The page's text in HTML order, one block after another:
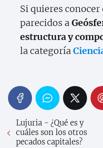
Si quieres
parecidos a
estructura y
la categoría
Lujuria - ¿Qué es y
cuáles son los otros
pecados capitales?